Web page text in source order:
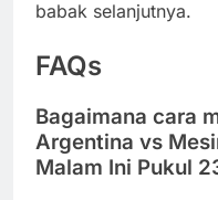
babak selanjutnya.
FAQs
Bagaimana cara
Argentina vs
Malam Ini Pukul